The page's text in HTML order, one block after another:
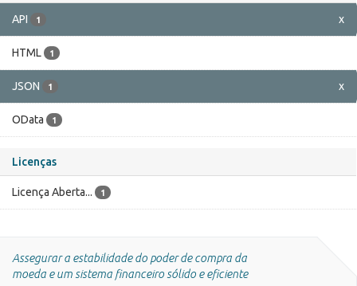
API 1 x
HTML 1
JSON 1 x
OData 1
Licenças
Licença Aberta... 1
Assegurar a estabilidade do poder de compra da
moeda e um sistema financeiro sólido e eficiente